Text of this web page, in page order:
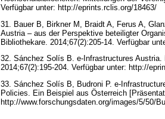
Verfügbar unter: http://eprints.rclis.org/18463/
31. Bauer B, Birkner M, Braidt A, Ferus A,
Austria – aus der Perspektive beteiligter
Bibliothekare. 2014;67(2):205-14. Verfügbar
32. Sánchez Solís B. e-Infrastructures Austria.
2014;67(2):195-204. Verfügbar unter: http://
33. Sánchez Solís B, Budroni P. e-
Policies. Ein Beispiel aus Österreich
http://www.forschungsdaten.org/images/5/50/